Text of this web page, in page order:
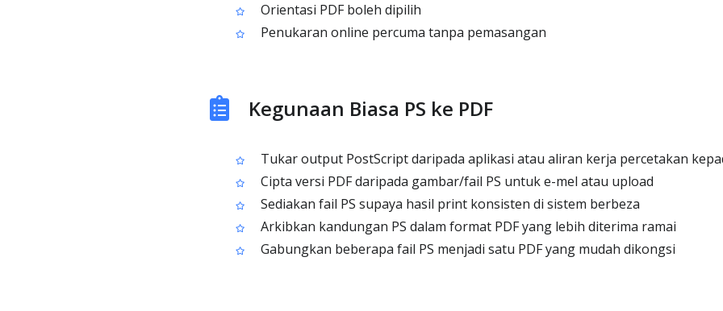
Orientasi PDF boleh dipilih
Penukaran online percuma tanpa pemasangan
Kegunaan Biasa PS ke PDF
Tukar output PostScript daripada aplikasi atau aliran kerja percetakan
Cipta versi PDF daripada gambar/fail PS untuk e-mel atau upload
Sediakan fail PS supaya hasil print konsisten di sistem berbeza
Arkibkan kandungan PS dalam format PDF yang lebih diterima ramai
Gabungkan beberapa fail PS menjadi satu PDF yang mudah dikongsi